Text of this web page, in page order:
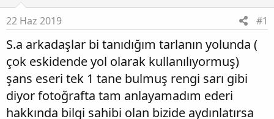
22 Haz 2019 #1
S.a arkadaşlar bi tanıdığım tarlanın yolunda (
çok eskidende yol olarak kullanılıyormuş)
şans eseri tek 1 tane bulmuş rengi sarı gibi
diyor fotoğrafta tam anlayamadım ederi
hakkında bilgi sahibi olan bizide aydınlatırsa